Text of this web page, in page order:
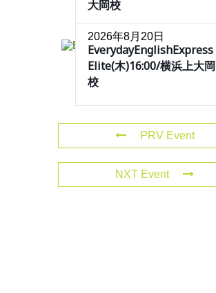
大岡校
2026年8月20日
EverydayEnglishExpress
Elite(木)16:00/横浜上大岡
校
PRV Event
NXT Event